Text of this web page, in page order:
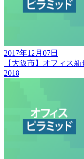
2017年12月07日
【大阪市】オフィス
2018